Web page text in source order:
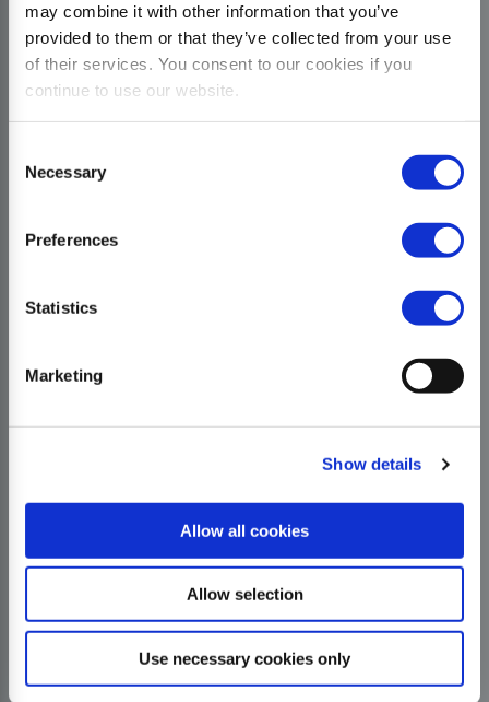
may combine it with other information that you’ve
provided to them or that they’ve collected from your use
of their services. You consent to our cookies if you
continue to use our website.
Selection
Necessary
Preferences
Statistics
Marketing
Show details
Allow all cookies
Allow selection
Use necessary cookies only